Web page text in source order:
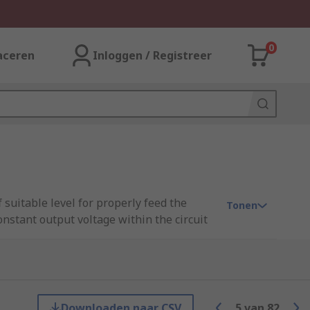
Inloggen / Registreer
0
level for properly feed the
output voltage within the circuit
powered. They can prevent
Tonen